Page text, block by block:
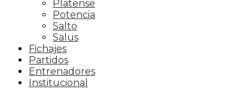
Platense
Potencia
Salto
Salus
Fichajes
Partidos
Entrenadores
Institucional